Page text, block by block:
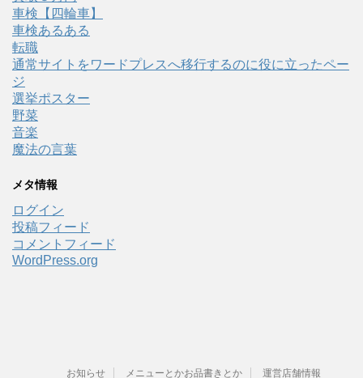
車検【四輪車】
車検あるある
転職
通常サイトをワードプレスへ移行するのに役に立ったペー
ジ
選挙ポスター
野菜
音楽
魔法の言葉
メタ情報
ログイン
投稿フィード
コメントフィード
WordPress.org
お知らせ メニューとかお品書きとか 運営店舗情報